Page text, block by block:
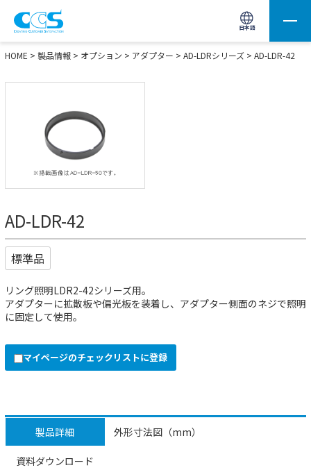
日本語
画像処理用の製品検索 サイト内検索(Enterで実行)
HOME > 製品情報 > オプション > アダプター > AD-LDRシリーズ > AD-LDR-42
AD-LDR-42
標準品
リング照明LDR2-42シリーズ用。
アダプターに拡散板や偏光板を装着し、アダプター側面のネジで照明
に固定して使用。
マイページのチェックリストに登録
製品詳細 外形寸法図（mm）
資料ダウンロード